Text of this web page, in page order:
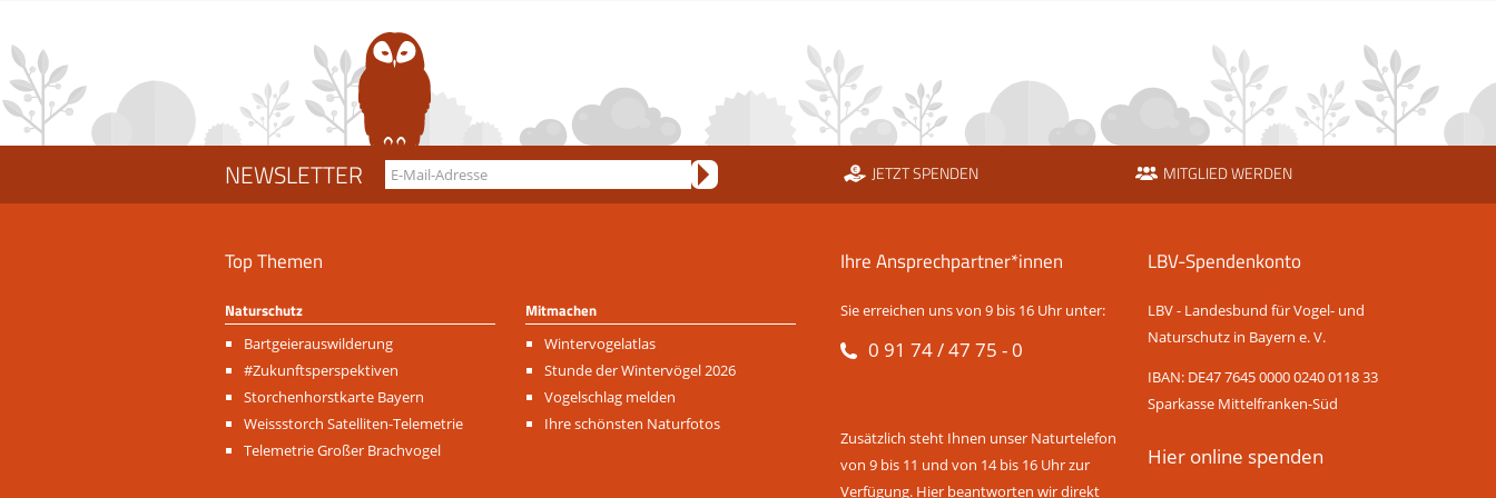
NEWSLETTER JETZT SPENDEN MITGLIED WERDEN
Top Themen
Naturschutz
Navigation
überspringen
Bartgeierauswilderung
#Zukunftsperspektiven
Storchenhorstkarte Bayern
Weissstorch Satelliten-Telemetrie
Telemetrie Großer Brachvogel
Mitmachen
Navigation
überspringen
Wintervogelatlas
Stunde der Wintervögel 2026
Vogelschlag melden
Ihre schönsten Naturfotos
Ihre Ansprechpartner*innen
Sie erreichen uns von 9 bis 16 Uhr unter:
0 91 74 / 47 75 - 0
Zusätzlich steht Ihnen unser Naturtelefon
von 9 bis 11 und von 14 bis 16 Uhr zur
Verfügung. Hier beantworten wir direkt
LBV-Spendenkonto
LBV - Landesbund für Vogel- und
Naturschutz in Bayern e. V.
IBAN: DE47 7645 0000 0240 0118 33
Sparkasse Mittelfranken-Süd
Hier online spenden